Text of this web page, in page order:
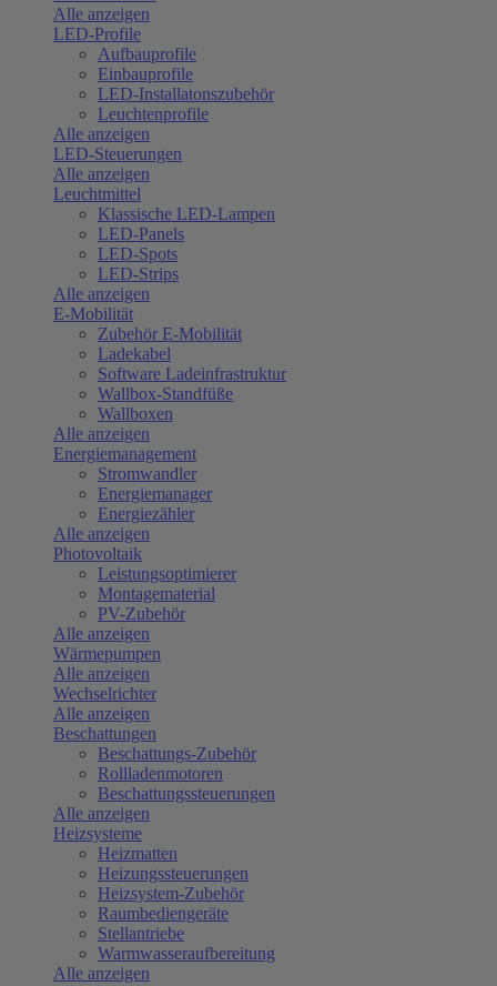
Alle anzeigen
LED-Profile
Aufbauprofile
Einbauprofile
LED-Installatonszubehör
Leuchtenprofile
Alle anzeigen
LED-Steuerungen
Alle anzeigen
Leuchtmittel
Klassische LED-Lampen
LED-Panels
LED-Spots
LED-Strips
Alle anzeigen
E-Mobilität
Zubehör E-Mobilität
Ladekabel
Software Ladeinfrastruktur
Wallbox-Standfüße
Wallboxen
Alle anzeigen
Energiemanagement
Stromwandler
Energiemanager
Energiezähler
Alle anzeigen
Photovoltaik
Leistungsoptimierer
Montagematerial
PV-Zubehör
Alle anzeigen
Wärmepumpen
Alle anzeigen
Wechselrichter
Alle anzeigen
Beschattungen
Beschattungs-Zubehör
Rollladenmotoren
Beschattungssteuerungen
Alle anzeigen
Heizsysteme
Heizmatten
Heizungssteuerungen
Heizsystem-Zubehör
Raumbediengeräte
Stellantriebe
Warmwasseraufbereitung
Alle anzeigen